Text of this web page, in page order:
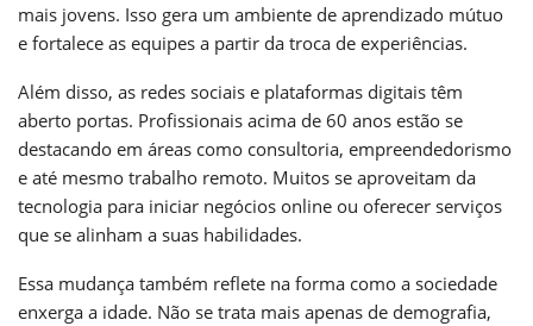
mais jovens. Isso gera um ambiente de aprendizado mútuo
e fortalece as equipes a partir da troca de experiências.
Além disso, as redes sociais e plataformas digitais têm
aberto portas. Profissionais acima de 60 anos estão se
destacando em áreas como consultoria, empreendedorismo
e até mesmo trabalho remoto. Muitos se aproveitam da
tecnologia para iniciar negócios online ou oferecer serviços
que se alinham a suas habilidades.
Essa mudança também reflete na forma como a sociedade
enxerga a idade. Não se trata mais apenas de demografia,